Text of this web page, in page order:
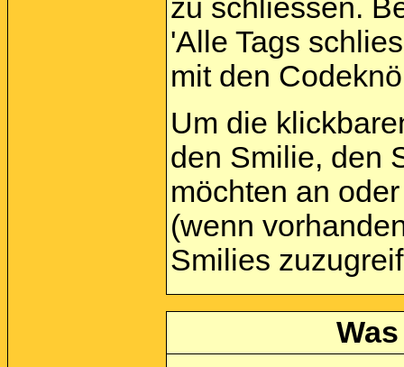
zu schliessen.
'Alle Tags
mit den
Um die
den Smilie, den
möchten an
(wenn
Smilies